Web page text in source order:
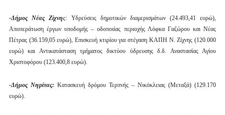
-Δήμος Νέας Ζίχνης: Υδρεύσεις δημοτικών διαμερισμάτων (24.493,41 ευρώ),
Αποπεράτωση έργων υποδομής – οδοποιίας περιοχής Λόφκα Γαζώρου και Νέας
Πέτρας (36.159,05 ευρώ), Επισκευή κτιρίου για στέγαση ΚΑΠΗ Ν. Ζίχνης (120.000
ευρώ) και Αντικατάσταση τμήματος δικτύου ύδρευσης δ.δ. Αναστασίας Αγίου
Χριστοφόρου (123.400,8 ευρώ).
-Δήμος Νιγρίτας: Κατασκευή δρόμου Τερπνής – Νικόκλειας (Μεταξά) (129.170
ευρώ).